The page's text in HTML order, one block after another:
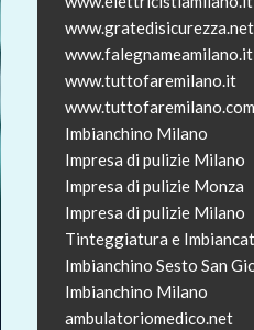
www.gratedisicurezza.net
www.falegnameamilano.it
www.tuttofaremilano.it
www.tuttofaremilano.com
Imbianchino Milano
Impresa di pulizie Milano
Impresa di pulizie Monza
Impresa di pulizie Milano
Tinteggiatura e
Imbianchino Sesto San
Imbianchino Milano
ambulatoriomedico.net